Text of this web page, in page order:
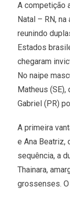
A competição
Natal – RN,
reunindo
Estados
chegaram
No naipe
Matheus
Gabriel (PR)
A primeira
e Ana Beatriz,
sequência, a
Thainara,
grossenses.